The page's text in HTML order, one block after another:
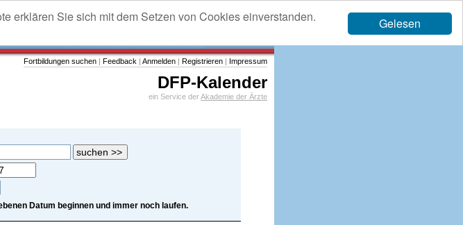
Gelesen
erklären Sie sich mit dem Setzen von Cookies einverstanden.
Fortbildungen suchen | Feedback | Anmelden | Registrieren | Impressum
DFP-Kalender
ein Service derAkademie der Ärzte
Datum beginnen und immer noch laufen.